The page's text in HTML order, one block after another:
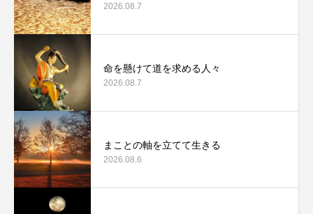
2026.08.7
命を懸けて道を求める人々
2026.08.7
まことの軸を立てて生きる
2026.08.6